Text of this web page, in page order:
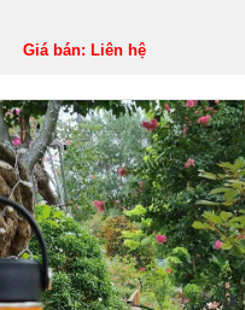
Giá bán: Liên hệ